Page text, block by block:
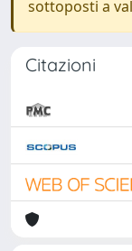
sottoposti a
Citazioni